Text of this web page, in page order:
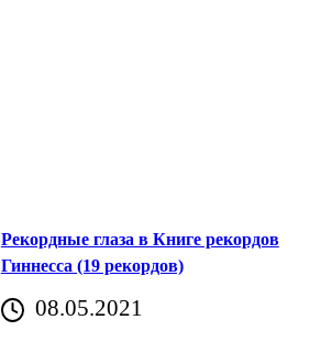
Рекордные глаза в Книге рекордов
Гиннесса (19 рекордов)
08.05.2021